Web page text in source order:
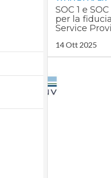
SOC 1 e
per la
Service
14 Ott 2025